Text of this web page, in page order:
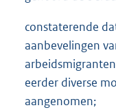
constaterende
aanbevelingen
eerder diverse
aangenomen;